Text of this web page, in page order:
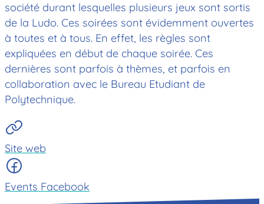
société durant lesquelles plusieurs jeux sont sortis
de la Ludo. Ces soirées sont évidemment ouvertes
à toutes et à tous. En effet, les règles sont
expliquées en début de chaque soirée. Ces
dernières sont parfois à thèmes, et parfois en
collaboration avec le Bureau Etudiant de
Polytechnique.
Site web
Events Facebook